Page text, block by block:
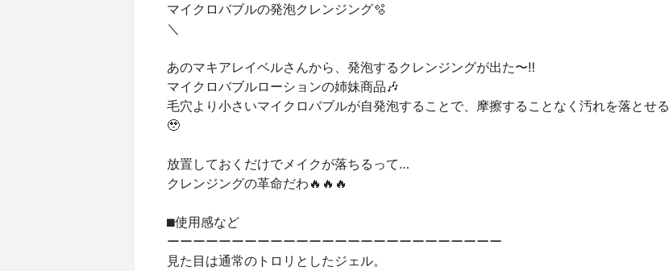
マイクロバブルの発泡クレンジング🫧
＼
あのマキアレイベルさんから、発泡するクレンジングが出た〜‼︎
マイクロバブルローションの姉妹商品🎶
毛穴より小さいマイクロバブルが自発泡することで、摩擦することなく汚れを落とせる
🥹
放置しておくだけでメイクが落ちるって…
クレンジングの革命だわ🔥🔥🔥
⬛︎使用感など
ーーーーーーーーーーーーーーーーーーーーーーーーーー
見た目は通常のトロリとしたジェル。